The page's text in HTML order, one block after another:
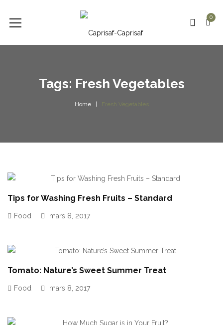
0
Tags: Fresh Vegetables
Home Fresh Vegetables
Tips for Washing Fresh Fruits – Standard
Food mars 8, 2017
Tomato: Nature’s Sweet Summer Treat
Food mars 8, 2017